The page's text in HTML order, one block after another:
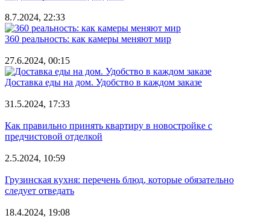
8.7.2024, 22:33
360 реальность: как камеры меняют мир
27.6.2024, 00:15
Доставка еды на дом. Удобство в каждом заказе
31.5.2024, 17:33
Как правильно принять квартиру в новостройке с
предчистовой отделкой
2.5.2024, 10:59
Грузинская кухня: перечень блюд, которые обязательно
следует отведать
18.4.2024, 19:08